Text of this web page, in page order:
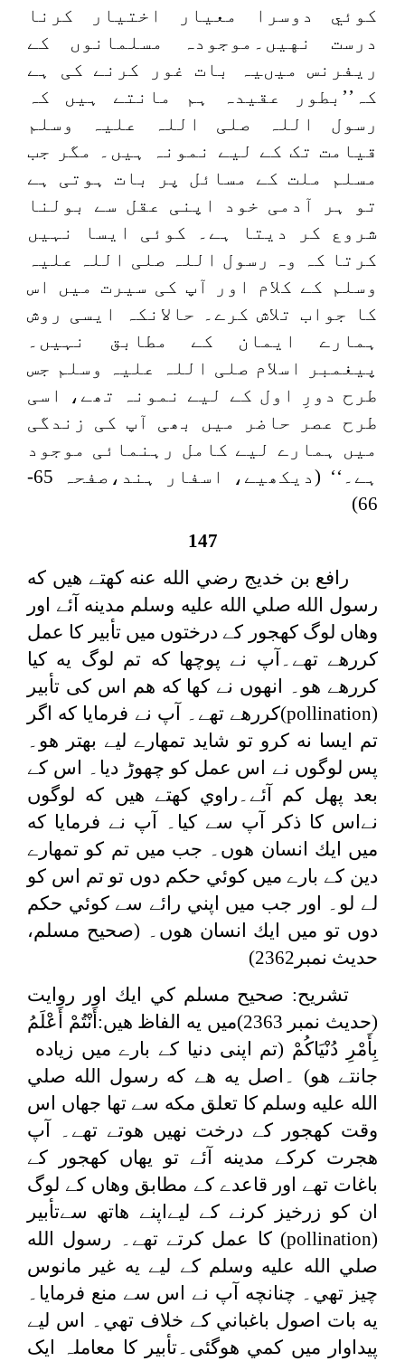
كوئي دوسرا معيار اختيار كرنا
درست نهيں۔موجودہ مسلمانوں کے
ریفرنس میںیہ بات غور کرنے کی ہے
کہ’’بطور عقیدہ ہم مانتے ہیں کہ
رسول اللہ صلی اللہ علیہ وسلم
قیامت تک کے لیے نمونہ ہیں۔ مگر جب
مسلم ملت کے مسائل پر بات ہوتی ہے
تو ہر آدمی خود اپنی عقل سے بولنا
شروع کر دیتا ہے۔ کوئی ایسا نہیں
کرتا کہ وہ رسول اللہ صلی اللہ علیہ
وسلم کے کلام اور آپ کی سیرت میں اس
کا جواب تلاش کرے۔ حالانکہ ایسی روش
ہمارے ایمان کے مطابق نہیں۔
پیغمبر اسلام صلی اللہ علیہ وسلم جس
طرح دورِ اول کے لیے نمونہ تھے، اسی
طرح عصر حاضر میں بھی آپ کی زندگی
میں ہمارے لیے کامل رہنمائی موجود
ہے۔‘‘ (دیکھیے، اسفار ہند،صفحہ 65-
66)
147
رافع بن خديج رضي الله عنه كهتے هيں كه
رسول الله صلي الله عليه وسلم مدينه آئے اور
وهاں لوگ كھجور كے درختوں ميں تأبير كا عمل
كررهے تھے۔آپ نے پوچھا كه تم لوگ يه كيا
كررهے هو۔ انھوں نے كها كه هم اس كی تأبير
(
pollination)كررهے تھے۔ آپ نے فرمايا كه اگر
تم ايسا نه كرو تو شايد تمھارے ليے بهتر هو۔
پس لوگوں نے اس عمل كو چھوڑ ديا۔ اس كے
بعد پھل كم آئے۔راوي كهتے هيں كه لوگوں
نےاس كا ذكر آپ سے كيا۔ آپ نے فرمايا كه
ميں ايك انسان هوں۔ جب ميں تم كو تمهارے
دين كے بارے میں كوئي حكم دوں تو تم اس كو
لے لو۔ اور جب ميں اپني رائے سے كوئي حكم
دوں تو ميں ايك انسان هوں۔ (صحیح مسلم،
حدیث نمبر2362)
تشریح: صحيح مسلم كي ايك اور روايت
(حدیث نمبر 2363)ميں يه الفاظ هيں:
أَنْتُمْ ‌أَعْلَمُ
‌بِأَمْرِ دُنْيَاكُمْ (تم اپنی دنيا كے بارے ميں زياده
جانتے هو) ۔اصل يه هے كه رسول الله صلي
الله عليه وسلم كا تعلق مكه سے تھا جهاں اس
وقت كھجور كے درخت نهيں هوتے تھے۔ آپ
هجرت كركے مدينه آئے تو يهاں كھجور كے
باغات تھے اور قاعدے كے مطابق وهاں كے لوگ
ان كو زرخيز كرنے كے لیےاپنے هاتھ سےتأبير
(
pollination) كا عمل كرتے تھے۔ رسول الله
صلي الله عليه وسلم كے لیے يه غير مانوس
چيز تھي۔ چنانچه آپ نے اس سے منع فرمايا۔
يه بات اصول باغباني كے خلاف تھي۔ اس لیے
پيداوار ميں كمي هوگئی۔تأبیر کا معاملہ ایک